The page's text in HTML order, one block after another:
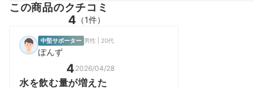
この商品のクチコミ
4 （1件）
中堅サポーター 男性 | 20代
ぽんず
4 2026/04/28
水を飲む量が増えた